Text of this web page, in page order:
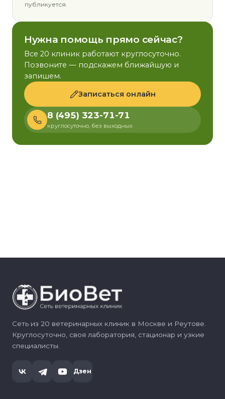
публикуется.
Нужна помощь прямо сейчас?
Все 20 клиник работают круглосуточно.
Позвоните — подскажем ближайшую и
запишем.
Записаться онлайн
8 (495) 323-71-71
круглосуточно, без выходных
Сеть из 20 ветеринарных клиник в Москве и Реутове.
Круглосуточно, своя лаборатория, стационар и узкие
специалисты.
Дзен